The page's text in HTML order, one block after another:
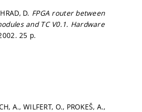
D. FPGA router between
and TC V0.1. Hardware
25 p.
A., WILFERT, O., PROKEŠ, A.,